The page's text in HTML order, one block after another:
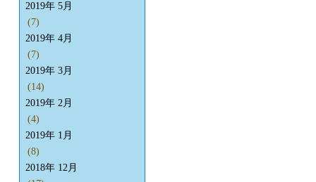
2019年 5月
(7)
2019年 4月
(7)
2019年 3月
(14)
2019年 2月
(4)
2019年 1月
(8)
2018年 12月